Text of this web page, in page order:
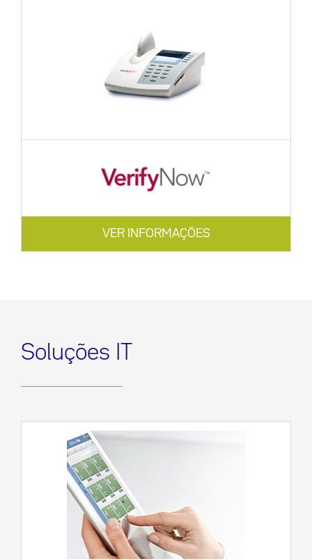
VER INFORMAÇÕES
Soluções IT